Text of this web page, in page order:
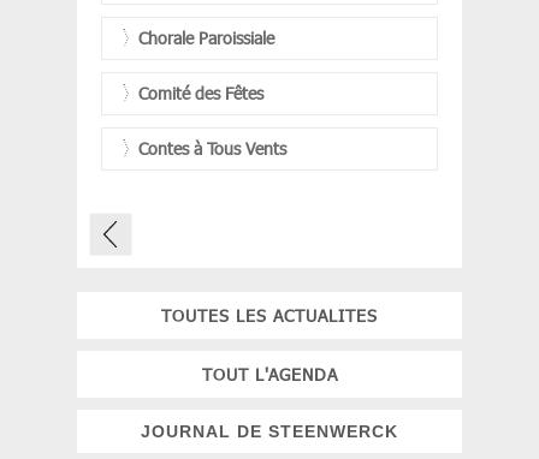
Chorale Paroissiale
Comité des Fêtes
Contes à Tous Vents
TOUTES LES ACTUALITES
TOUT L'AGENDA
JOURNAL DE STEENWERCK